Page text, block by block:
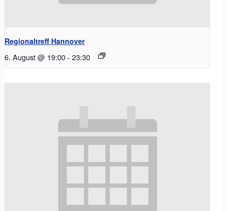
Regionaltreff Hannover
6. August @ 19:00- 23:30